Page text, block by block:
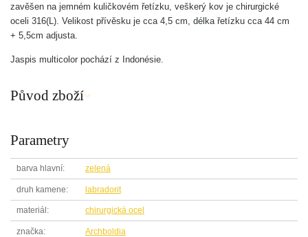
zavěšen na jemném kuličkovém řetízku, veškerý kov je chirurgické
oceli 316(L). Velikost přívěsku je cca 4,5 cm, délka řetízku cca 44 cm
+ 5,5cm adjusta.
Jaspis multicolor pochází z Indonésie.
Původ zboží
Parametry
barva hlavní zelená
druh kamene labradorit
materiál chirurgická ocel
značka Archboldia